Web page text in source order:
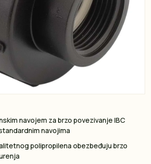
navojem za brzo povezivanje IBC
navojima
polipropilena obezbeđuju brzo